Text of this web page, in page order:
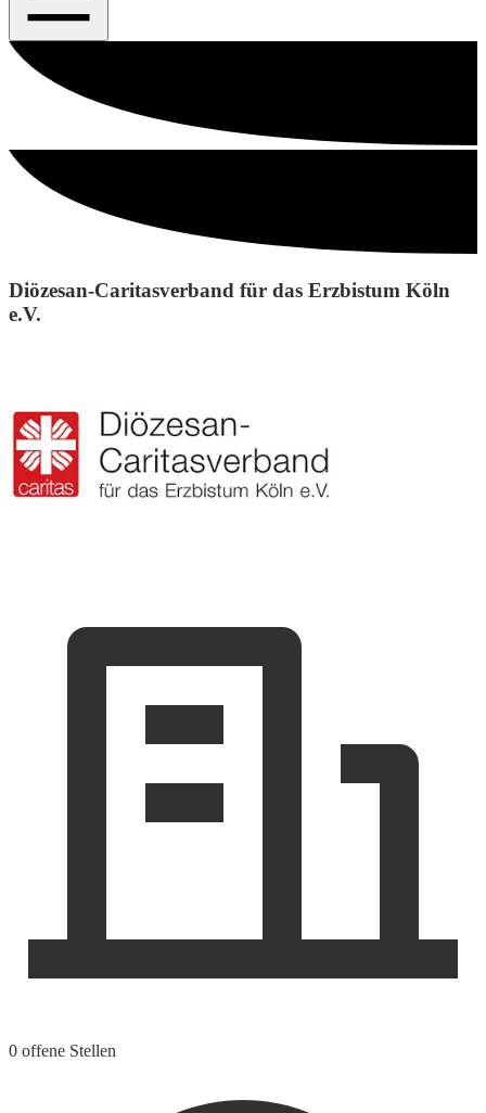
Diözesan-Caritasverband für das Erzbistum Köln
e.V.
0 offene Stellen